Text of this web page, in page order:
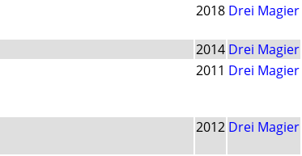
2018 Drei Magier
2014 Drei Magier
2011 Drei Magier
2012 Drei Magier